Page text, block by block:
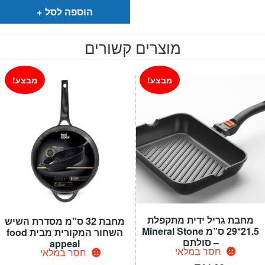
₪99.
הוספה לסל
מוצרים קשורים
מחבת 32 ס"מ מסדרת השיש
השחור המקורית מבית food
appeal
חסר במלאי
מבצע!
מחבת גריל ידית מתקפלת
21.5*29 ס”מ Mineral Stone
– סולתם
חסר במלאי
מבצע!